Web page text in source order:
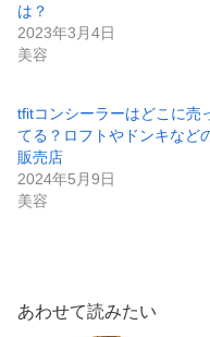
は？
2023年3月4日
美容
tfitコンシーラーはどこに売
てる？ロフトやドンキなど
販売店
2024年5月9日
美容
あわせて読みたい